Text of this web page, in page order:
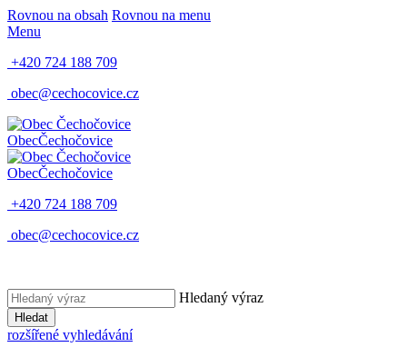
Rovnou na obsah Rovnou na menu
Menu
+420 724 188 709
obec@cechocovice.cz
ObecČechočovice
ObecČechočovice
+420 724 188 709
obec@cechocovice.cz
Hledaný výraz
Hledat
rozšířené vyhledávání